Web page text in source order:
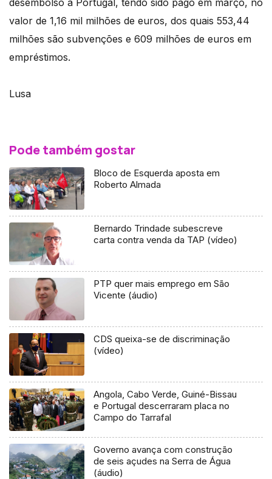
desembolso a Portugal, tendo sido pago em março, no
valor de 1,16 mil milhões de euros, dos quais 553,44
milhões são subvenções e 609 milhões de euros em
empréstimos.
Lusa
Pode também gostar
Bloco de Esquerda aposta em
Roberto Almada
Bernardo Trindade subescreve
carta contra venda da TAP (vídeo)
PTP quer mais emprego em São
Vicente (áudio)
CDS queixa-se de discriminação
(vídeo)
Angola, Cabo Verde, Guiné-Bissau
e Portugal descerraram placa no
Campo do Tarrafal
Governo avança com construção
de seis açudes na Serra de Água
(áudio)